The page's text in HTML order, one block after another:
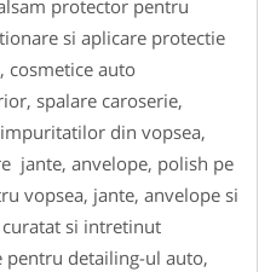
protector pentru
si aplicare protectie
cosmetice auto
spalare caroserie,
din vopsea,
jante, anvelope, polish pe
vopsea, jante, anvelope si
si intretinut
detailing-ul auto,